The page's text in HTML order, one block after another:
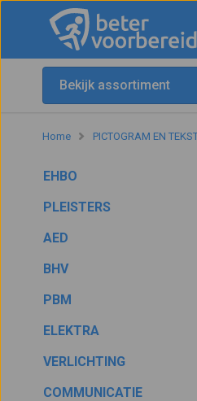
Bekijk assortiment
Home PICTOGRAM EN
EHBO
PLEISTERS
AED
BHV
PBM
ELEKTRA
VERLICHTING
COMMUNICATIE